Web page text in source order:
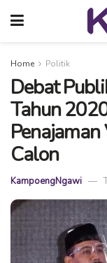
Home Politik
Debat
Tahun
Calon
KampoengNgawi